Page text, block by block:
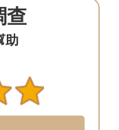
查
助